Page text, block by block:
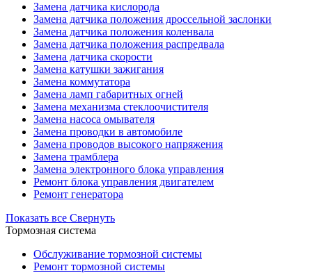
Замена датчика кислорода
Замена датчика положения дроссельной заслонки
Замена датчика положения коленвала
Замена датчика положения распредвала
Замена датчика скорости
Замена катушки зажигания
Замена коммутатора
Замена ламп габаритных огней
Замена механизма стеклоочистителя
Замена насоса омывателя
Замена проводки в автомобиле
Замена проводов высокого напряжения
Замена трамблера
Замена электронного блока управления
Ремонт блока управления двигателем
Ремонт генератора
Показать все Свернуть
Тормозная система
Обслуживание тормозной системы
Ремонт тормозной системы